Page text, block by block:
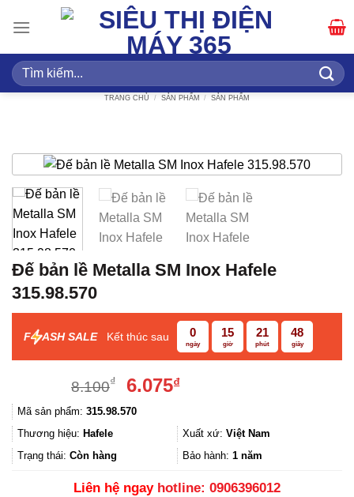
qua
dung
Tìm
kiếm:
TRANG CHỦ / SẢN PHẨM / SẢN PHẨM
Đế bản lề Metalla SM Inox Hafele
315.98.570
F ASH SALE Kết thúc sau 0
ngày
15
giờ
21
phút
47
giây
8.100₫
Giá
là:
8.100₫.
6.075₫Giá
là:
6.075₫.
Mã sản phẩm: 315.98.570
Thương hiệu: Hafele Xuất xứ: Việt Nam
Trạng thái: Còn hàng Bảo hành: 1 năm
Liên hệ ngay hotline: 0906396012